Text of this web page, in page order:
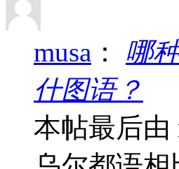
musa ： 哪
什图语？
本帖最后由